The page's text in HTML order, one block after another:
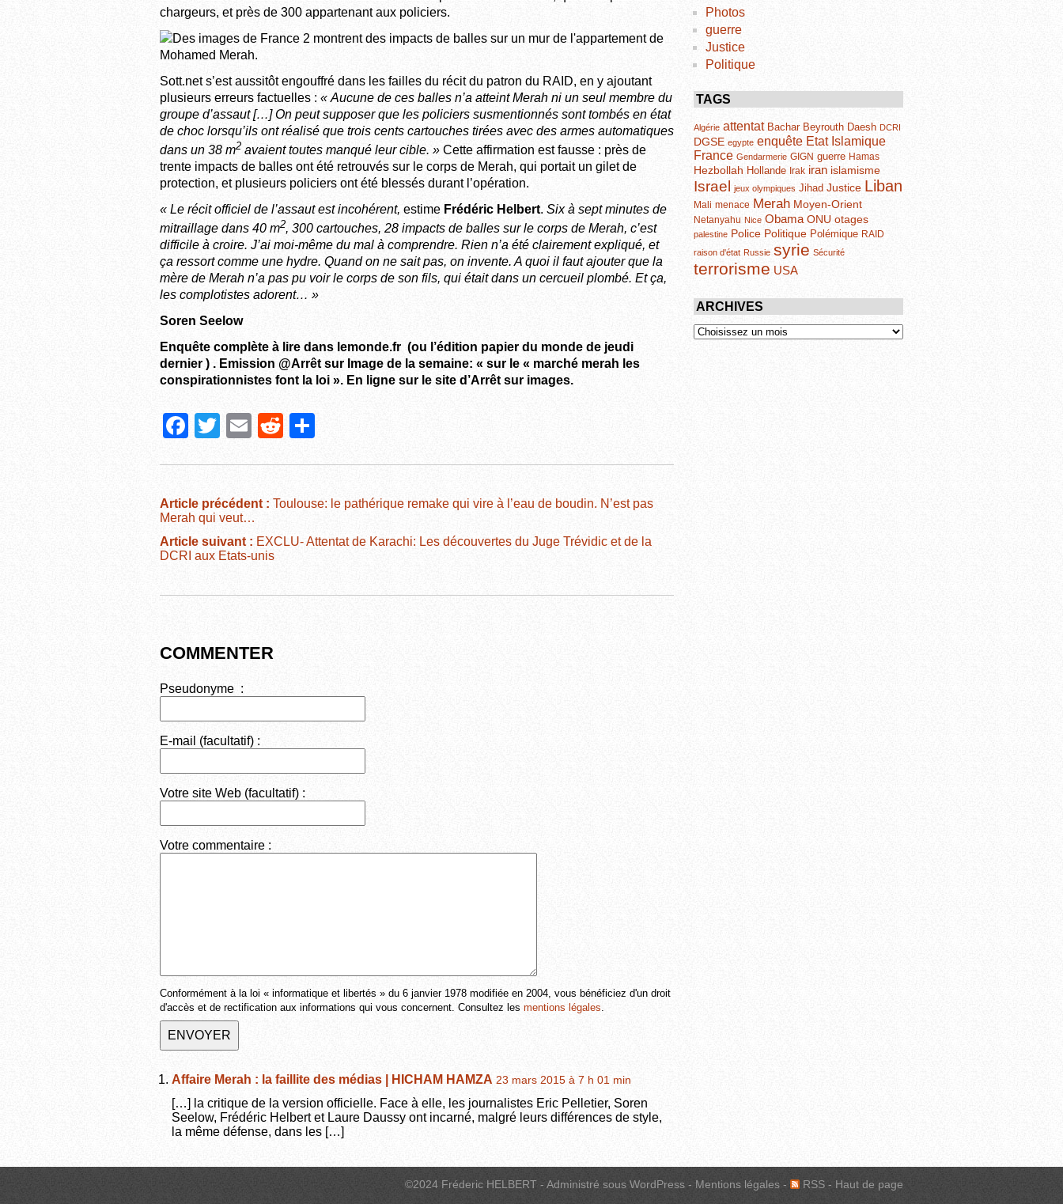
chargeurs, et près de 300 appartenant aux policiers.
Sott.net s’est aussitôt engouffré dans les failles du récit du patron du RAID, en y ajoutant
plusieurs erreurs factuelles : « Aucune de ces balles n’a atteint Merah ni un seul membre du
groupe d’assaut […] On peutsupposerque les policiers susmentionnés sont tombés en état
de choc lorsqu’ils ont réalisé que trois cents cartouches tirées avec des armes automatiques
dans un 38 m2 avaient toutes manqué leur cible. » Cette affirmation est fausse : près de
trente impacts de balles ont été retrouvés sur le corps de Merah, qui portait un gilet de
protection, et plusieurs policiers ont été blessés durant l’opération.
« Le récit officiel de l’assaut est incohérent, estime Frédéric Helbert. Six à sept minutes de
mitraillage dans 40 m2, 300 cartouches, 28 impacts de balles sur le corps de Merah, c’est
difficile à croire. J’ai moi-même du mal à comprendre. Rien n’a été clairement expliqué, et
ça ressort comme une hydre. Quand on ne sait pas, on invente. A quoi il fautajouterque la
mère de Merah n’a pas pu voirle corps de son fils, qui était dans un cercueil plombé. Et ça,
les complotistes adorent… »
Soren Seelow
Enquête complète à lire dans lemonde.fr (ou l’édition papier du monde de jeudi
dernier ) . Emission @Arrêt sur Image de la semaine: « sur le « marché merah les
conspirationnistes font la loi ». En ligne sur le site d’Arrêt sur images.
F
e
b
o
k
T
er
E
R
di g
Article précédent : Toulouse: le pathérique remake qui vire à l’eau de boudin. N’est pas
Merah qui veut…
Article suivant : EXCLU- Attentat de Karachi: Les découvertes du Juge Trévidic et de la
DCRI aux Etats-unis
COMMENTER
Pseudonyme :
E-mail (facultatif) :
Votre site Web (facultatif) :
Votre commentaire :
Conformément à la loi « informatique et libertés » du 6 janvier 1978 modifiée en 2004, vous bénéficiez d'un droit
d'accès et de rectification aux informations qui vous concernent. Consultez les mentions légales
Affaire Merah : la faillite des médias | HICHAM HAMZA 23 mars 2015 à 7 h 01 min
[…] la critique de la version officielle. Face à elle, les journalistes Eric Pelletier, Soren
Seelow, Frédéric Helbert et Laure Daussy ont incarné, malgré leurs différences de style,
la même défense, dans les […]
Photos
guerre
Justice
Politique
TAGS
Algérie attentat Bachar Beyrouth Daesh DCRI
DGSE egypte enquête Etat Islamique
France Gendarmerie GIGN guerre Hamas
Hezbollah Hollande Irak iran islamisme
Israel jeux olympiques Jihad Justice Liban
Mali menace Merah Moyen-Orient
Netanyahu Nice Obama ONU otages
palestine Police Politique Polémique RAID
raison d'état Russie syrie Sécurité
terrorisme USA
ARCHIVES
©2024 Fréderic HELBERT - Administré sous WordPress - Mentions légales - RSS - Haut de page